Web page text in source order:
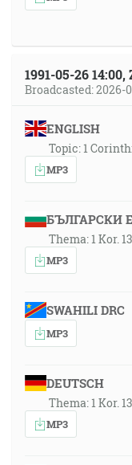
1991-05-26
Broadcasted: 2026-
ENGLISH
Topic: 1
MP3
БЪЛГАРСКИ
Thema: 1 Kor.
MP3
SWAHILI DRC
MP3
DEUTSCH
Thema: 1 Kor.
MP3